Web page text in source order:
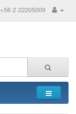
+56 2 22205009